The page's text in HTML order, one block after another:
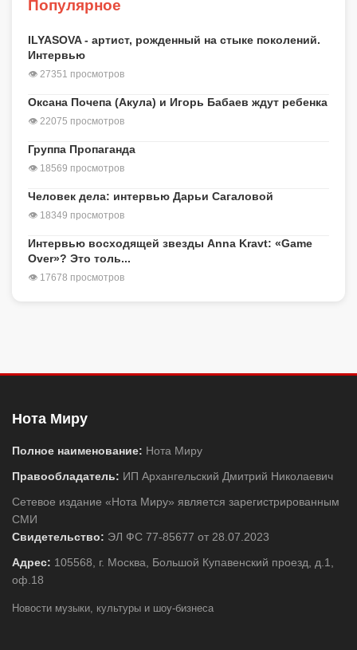
Популярное
ILYASOVA - артист, рожденный на стыке поколений.
Интервью
👁 27351 просмотров
Оксана Почепа (Акула) и Игорь Бабаев ждут ребенка
👁 22075 просмотров
Группа Пропаганда
👁 18569 просмотров
Человек дела: интервью Дарьи Сагаловой
👁 18349 просмотров
Интервью восходящей звезды Anna Kravt: «Game
Over»? Это толь...
👁 17678 просмотров
Нота Миру
Полное наименование: Нота Миру
Правообладатель: ИП Архангельский Дмитрий Николаевич
Сетевое издание «Нота Миру» является зарегистрированным
СМИ
Свидетельство: ЭЛ ФС 77-85677 от 28.07.2023
Адрес: 105568, г. Москва, Большой Купавенский проезд, д.1,
оф.18
Новости музыки, культуры и шоу-бизнеса